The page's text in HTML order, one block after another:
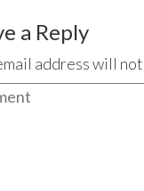
a Reply
address will